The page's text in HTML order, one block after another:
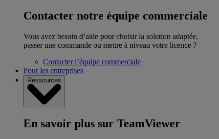
Contacter notre équipe commerciale
Vous avez besoin d’aide pour choisir la solution adaptée,
passer une commande ou mettre à niveau votre licence ?
Contacter l’équipe commerciale
Pour les entreprises
Ressources
En savoir plus sur TeamViewer